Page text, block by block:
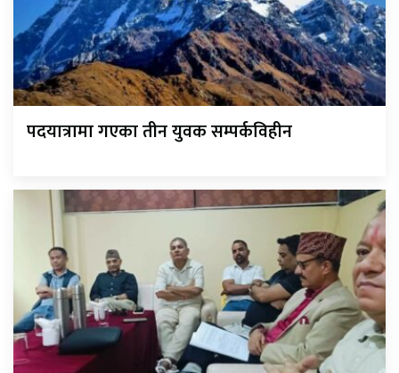
पदयात्रामा गएका तीन युवक सम्पर्कविहीन